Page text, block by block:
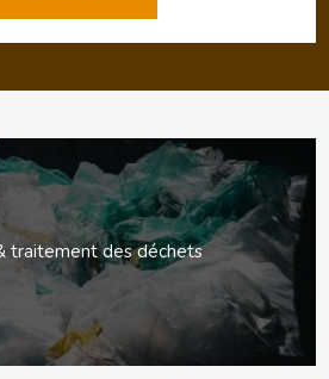
traitement des déchets